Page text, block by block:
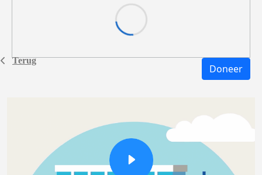
Terug
Doneer